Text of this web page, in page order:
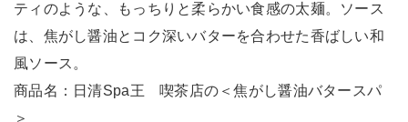
ティのような、もっちりと柔らかい食感の太麺。ソース
は、焦がし醤油とコク深いバターを合わせた香ばしい和
風ソース。
商品名：日清Spa王 喫茶店の＜焦がし醤油バタースパ
＞